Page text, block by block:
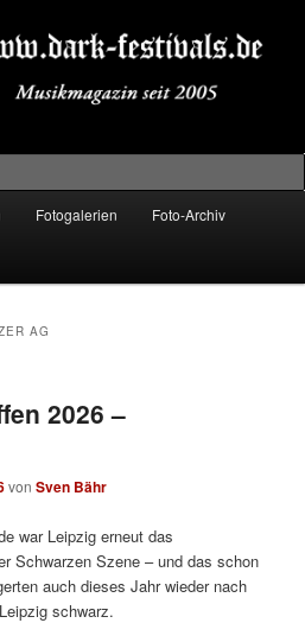
Fotogalerien Foto-Archiv
AG
2026 –
vonSven Bähr
war Leipzig erneut das
Schwarzen Szene – und das schon
auch dieses Jahr wieder nach
schwarz.